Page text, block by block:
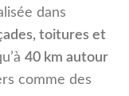
dans
toitures et
40 km autour
comme des